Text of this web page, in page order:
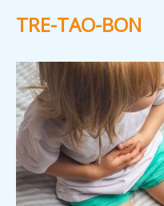
TRE-TAO-BON